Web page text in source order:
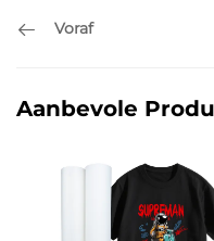
Voraf
Aanbevole